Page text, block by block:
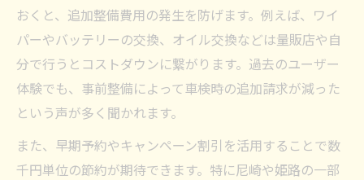
車検の法定費用と追加費用の違いとは
車検代を下げるタイミングと裏ワザ紹介
コンパクトカーならではの車検ポイント
コンパクトカーの車検で注意する点とは
小型車特有の車検費用の目安を知ろう
車検に通すための事前メンテナンス方法
おくと、追加整備費用の発生を防げます。例えば、ワイ
パーやバッテリーの交換、オイル交換などは量販店や自
分で行うとコストダウンに繋がります。過去のユーザー
体験でも、事前整備によって車検時の追加請求が減った
という声が多く聞かれます。
また、早期予約やキャンペーン割引を活用することで数
千円単位の節約が期待できます。特に尼崎や姫路の一部